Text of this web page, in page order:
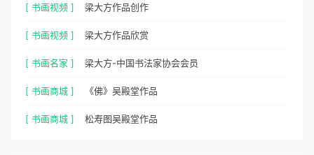
[ 书画视频 ] 梁大方作品创作
[ 书画视频 ] 梁大方作品欣赏
[ 书画名家 ] 梁大方-中国书法家协会会员
[ 书画商城 ] 《佛》吴殿堂作品
[ 书画商城 ] 松寿图吴殿堂作品